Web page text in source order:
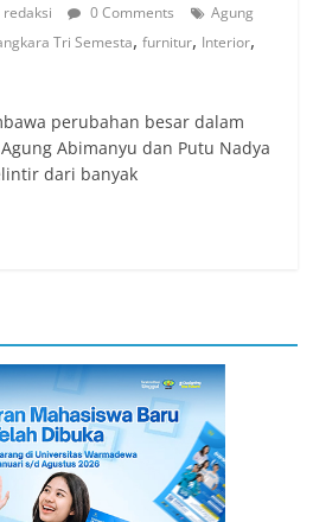
redaksi 0 Comments
Agung
Tri Semesta,furnitur, Interior,
perubahan besar dalam
Abimanyu dan Putu Nadya
dari banyak